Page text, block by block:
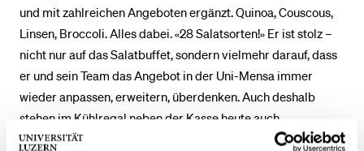
und mit zahlreichen Angeboten ergänzt. Quinoa, Couscous,
Linsen, Broccoli. Alles dabei. «28 Salatsorten!» Er ist stolz –
nicht nur auf das Salatbuffet, sondern vielmehr darauf, dass
er und sein Team das Angebot in der Uni-Mensa immer
wieder anpassen, erweitern, überdenken. Auch deshalb
stehen im Kühlregal neben der Kasse heute auch
hausgemachte (und nicht zu süsse) Eistee-Sorten – oder